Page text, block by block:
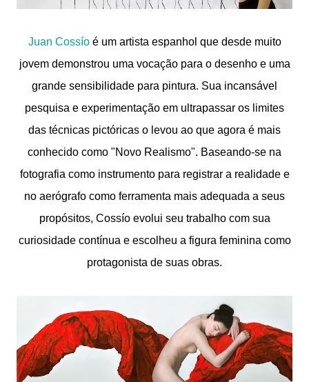
Juan Cossíoé um artista espanhol que desde muito
jovem demonstrou uma vocação para o desenho e uma
grande sensibilidade para pintura. Sua incansável
pesquisa e experimentação em ultrapassar os limites
das técnicas pictóricas o levou ao que agora é mais
conhecido como "Novo Realismo". Baseando-se na
fotografia como instrumento para registrar a realidade e
no aerógrafo como ferramenta mais adequada a seus
propósitos, Cossío evolui seu trabalho com sua
curiosidade contínua e escolheu a figura feminina como
protagonista de suas obras.